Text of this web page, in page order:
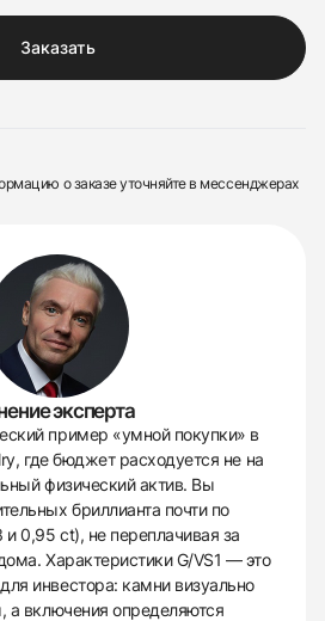
Заказать
о заказеуточняйте в мессенджерах
эксперта
пример «умной покупки» в
где бюджет расходуется не на
физический актив. Вы
бриллианта почти по
0,95 ct), не переплачивая за
Характеристики G/VS1 — это
инвестора: камни визуально
а включения определяются